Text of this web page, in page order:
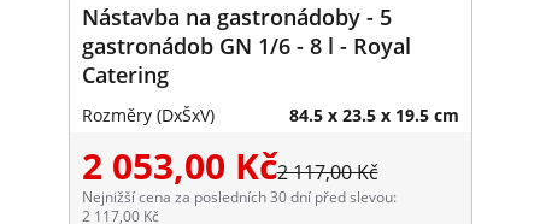
Nástavba na gastronádoby - 5
gastronádob GN 1/6 - 8 l - Royal
Catering
Rozměry (DxŠxV) 84.5 x 23.5 x 19.5 cm
2 053,00 Kč2 117,00 Kč
Nejnižší cena za posledních 30 dní před slevou:
2 117,00 Kč